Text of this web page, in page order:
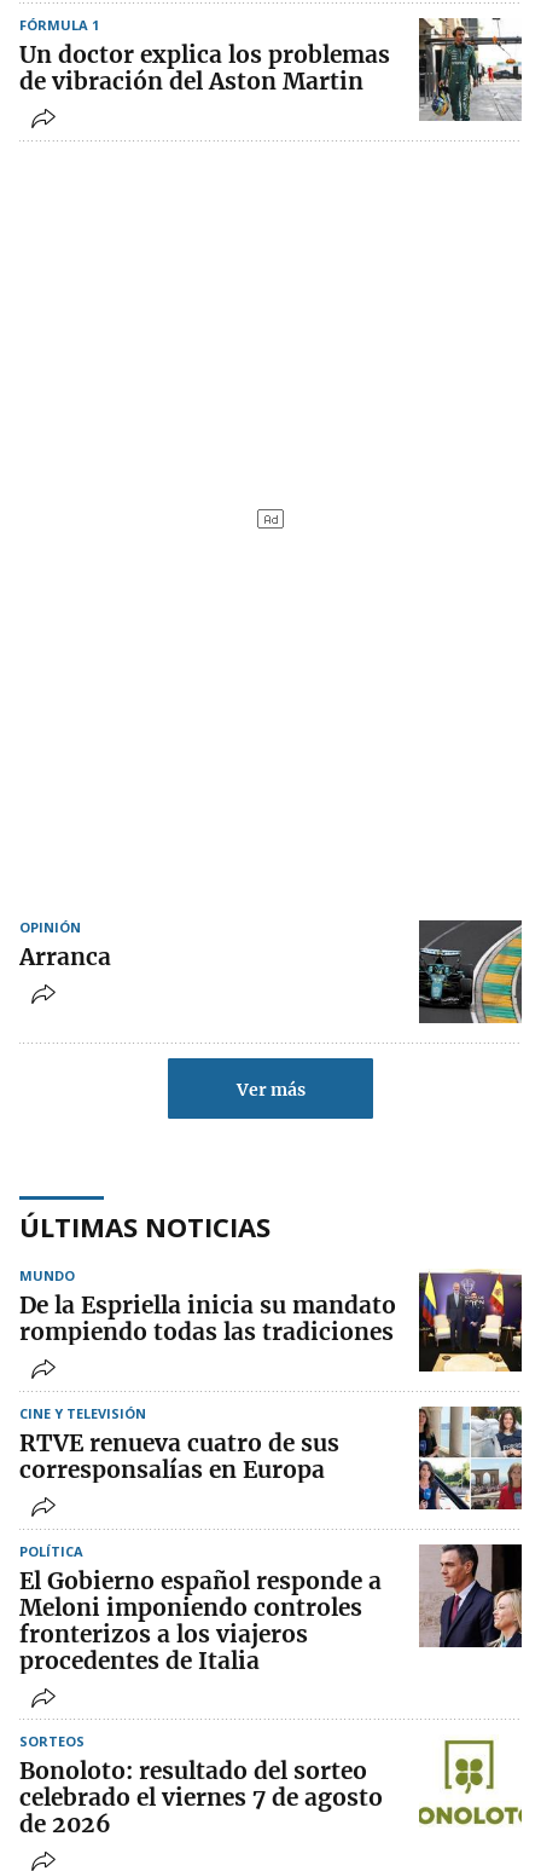
FÓRMULA 1
Un doctor explica los problemas
de vibración del Aston Martin
OPINIÓN
Arranca
Ver más
ÚLTIMAS NOTICIAS
MUNDO
De la Espriella inicia su mandato
rompiendo todas las tradiciones
CINE Y TELEVISIÓN
RTVE renueva cuatro de sus
corresponsalías en Europa
POLÍTICA
El Gobierno español responde a
Meloni imponiendo controles
fronterizos a los viajeros
procedentes de Italia
SORTEOS
Bonoloto: resultado del sorteo
celebrado el viernes 7 de agosto
de 2026